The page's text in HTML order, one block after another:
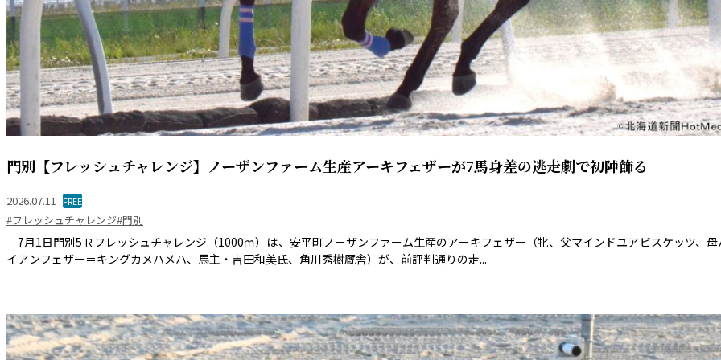
門別【フレッシュチャレンジ】ノーザンファーム生産アーキフェザーが7馬身差の逃走劇で初陣飾る
2026.07.11 FREE
#フレッシュチャレンジ#門別
7月1日門別5Ｒフレッシュチャレンジ（1000ｍ）は、安平町ノーザンファーム生産のアーキフェザー（牝、父マインドユアビスケッツ、母
イアンフェザー＝キングカメハメハ、馬主・吉田和美氏、角川秀樹厩舎）が、前評判通りの走...